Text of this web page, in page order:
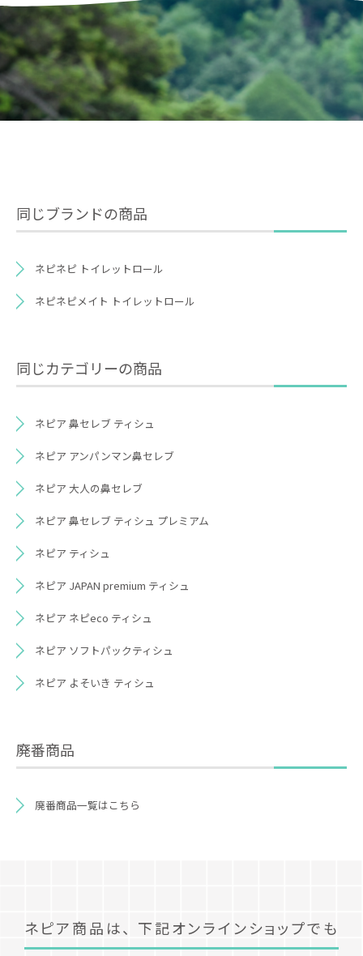
同じブランドの商品
ネピネピ トイレットロール
ネピネピメイト トイレットロール
同じカテゴリーの商品
ネピア 鼻セレブ ティシュ
ネピア アンパンマン鼻セレブ
ネピア 大人の鼻セレブ
ネピア 鼻セレブ ティシュ プレミアム
ネピア ティシュ
ネピア JAPAN premium ティシュ
ネピア ネピeco ティシュ
ネピア ソフトパックティシュ
ネピア よそいき ティシュ
廃番商品
廃番商品一覧はこちら
ネピア商品は、 下記オンラインショップでも